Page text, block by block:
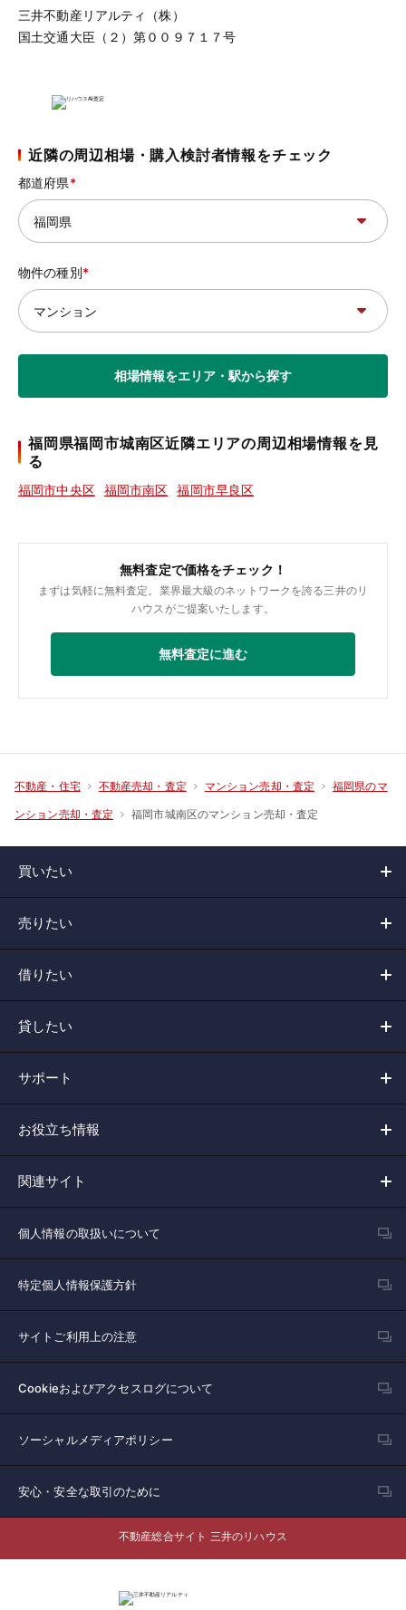
三井不動産リアルティ（株）
国土交通大臣（２）第００９７１７号
近隣の周辺相場・購入検討者情報をチェック
都道府県
物件の種別
相場情報をエリア・駅から探す
福岡県福岡市城南区近隣エリアの周辺相場情報を見
る
福岡市中央区 福岡市南区 福岡市早良区
無料査定で価格をチェック！
まずは気軽に無料査定。業界最大級のネットワークを誇る三井のリ
ハウスがご提案いたします。
無料査定に進む
不動産・住宅 不動産売却・査定 マンション売却・査定 福岡県のマ
ンション売却・査定 福岡市城南区のマンション売却・査定
買いたい
売りたい
借りたい
貸したい
サポート
お役立ち情報
関連サイト
個人情報の取扱いについて
特定個人情報保護方針
サイトご利用上の注意
Cookieおよびアクセスログについて
ソーシャルメディアポリシー
安心・安全な取引のために
不動産総合サイト 三井のリハウス